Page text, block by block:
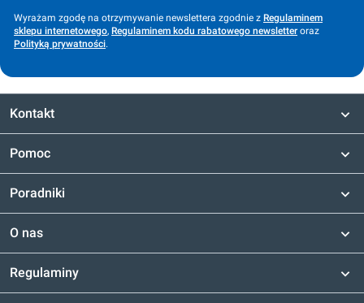
Wyrażam zgodę na otrzymywanie newslettera zgodnie z Regulaminem
sklepu internetowego, Regulaminem kodu rabatowego newsletter oraz
Polityką prywatności.
Kontakt
Pomoc
Poradniki
O nas
Regulaminy